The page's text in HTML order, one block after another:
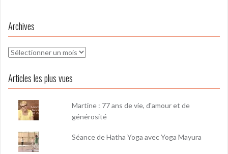
Archives
Archives
Articles les plus vues
Martine : 77 ans de vie, d'amour et de
générosité
Séance de Hatha Yoga avec Yoga Mayura